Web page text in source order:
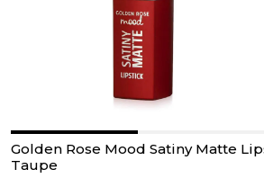
Golden Rose Mood Satiny Matte
Taupe